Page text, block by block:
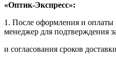
«Оптик-Экспресс»:
1. После оформления и оплаты
менеджер для подтверждения
и согласования сроков